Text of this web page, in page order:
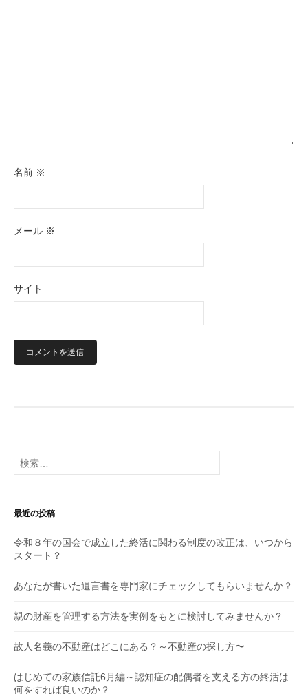
名前 ※
メール ※
サイト
検
索:
最近の投稿
令和８年の国会で成立した終活に関わる制度の改正は、いつから
スタート？
あなたが書いた遺言書を専門家にチェックしてもらいませんか？
親の財産を管理する方法を実例をもとに検討してみませんか？
故人名義の不動産はどこにある？～不動産の探し方〜
はじめての家族信託6月編～認知症の配偶者を支える方の終活は
何をすれば良いのか？